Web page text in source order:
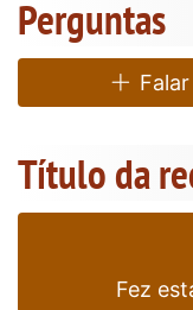
Perguntas
Título da
Fez